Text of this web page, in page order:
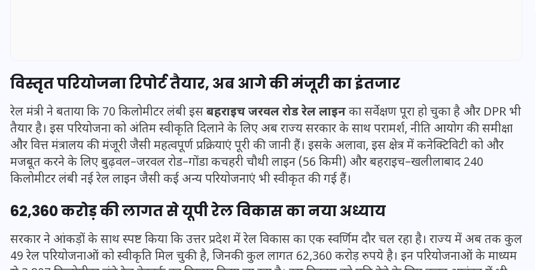
विस्तृत परियोजना रिपोर्टतैयार, अब आगे की मंजूरी का इंतजार
रेल मंत्री ने बताया कि 70 किलोमीटर लंबी इसबहराइच जरवल रोड रेल लाइनका सर्वेक्षण पूरा हो चुका है और DPR भी
तैयार है। इस परियोजना को अंतिम स्वीकृति दिलाने के लिए अब राज्य सरकार के साथ परामर्श, नीति आयोग की समीक्षा
और वित्त मंत्रालय की मंजूरी जैसी महत्वपूर्ण प्रक्रियाएं पूरी की जानी हैं। इसके अलावा, इस क्षेत्र में कनेक्टिविटी को और
मजबूत करने के लिए बुढ़वल–जरवल रोड–गोंडा कचहरी चौथी लाइन (56 किमी) और बहराइच–खलीलाबाद 240
किलोमीटर लंबी नई रेल लाइन जैसी कई अन्य परियोजनाएं भी स्वीकृत की गई हैं।
62,360 करोड़ की लागत सेयूपी रेल विकासका नया अध्याय
सरकार ने आंकड़ों के साथ स्पष्ट किया कि उत्तर प्रदेश में रेल विकास का एक स्वर्णिम दौर चल रहा है। राज्य में अब तक कुल
49 रेल परियोजनाओं को स्वीकृति मिल चुकी है, जिनकी कुल लागत 62,360 करोड़ रुपये है। इन परियोजनाओं के माध्यम
UPSSSC Lekhpal Recruitment
2025: यूपी में लेखपाल के पदों
पर बंपर भर्ती का विज्ञापन जारी,
जानें कब से शुरू होंगे आवेदन
16 दिसम्बर 2025
UPSSSC Lekhpal Recruitment
पर बंपर भर्ती का विज्ञापन जारी,
जानें कब से शुरू होंगे आवेदन
16 दिसम्बर 2025